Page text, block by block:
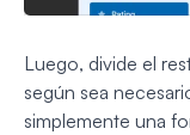
Luego, divide el
según sea
simplemente una